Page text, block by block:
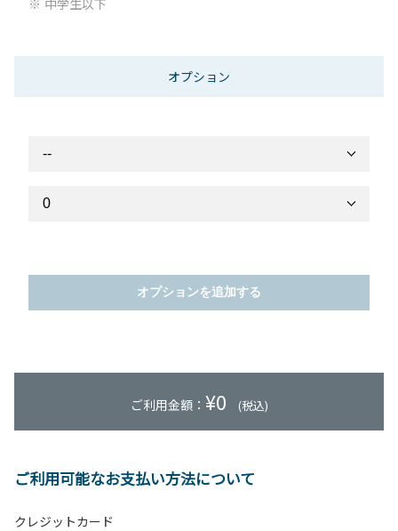
中学生以下
オプション
オプションを追加する
ご利用金額： ¥0 (税込)
ご利用可能なお支払い方法について
クレジットカード